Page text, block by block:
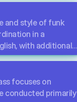
Zajęcia
stylu. Otwarte
języka polskiego i
and style of funk
in a
with additional
funk, przeznaczone
i koordynacji w
focuses on
conducted primarily